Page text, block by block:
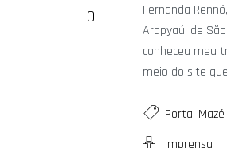
0
Fernanda
Arapyaú, de
conheceu meu
meio do site
Portal
Imprensa